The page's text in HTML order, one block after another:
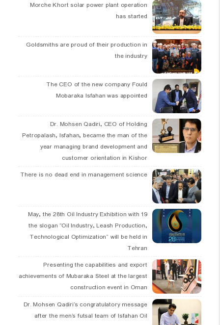
Morche Khort solar power plant operation
has started
Goldsmiths are proud of their production in
the industry
The CEO of the new company Fould
Mobaraka Isfahan was appointed
Dr. Mohsen Qadiri, CEO of Holding
Petropalash, Isfahan, became the man of the
year managing brand development and
customer orientation in Kishor
There is no dead end in management science
19 May, the 28th Oil Industry Exhibition with
the slogan “Oil Industry, Leash Production,
Technological Optimization” will be held in
Tehran
Presenting the capabilities and export
achievements of Mubaraka Steel at the largest
construction event in Oman
Dr. Mohsen Qadiri’s congratulatory message
after the men’s futsal team of Isfahan Oil